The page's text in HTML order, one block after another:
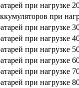
при нагрузке
при
при нагрузке
при нагрузке
при нагрузке
при нагрузке
при нагрузке
при нагрузке